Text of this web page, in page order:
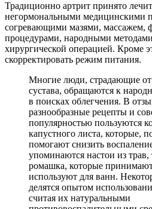
Традиционно артрит принято
негормональными медицинскими
согревающими мазями, массажем,
процедурами, народными
хирургической операцией. Кроме
скорректировать режим питания.
Многие люди, страдающие от
сустава, обращаются к
в поисках облегчения. В
разнообразные рецепты и
популярностью пользуются
капустного листа, которые,
помогают снизить
упоминаются настои из трав,
ромашка, которые
используют для ванн.
делятся опытом
считая их натуральными